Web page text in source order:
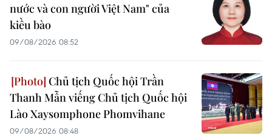
nước và con người Việt Nam" của
kiều bào
09/08/2026 08:52
Chủ tịch Quốc hội Trần
Thanh Mẫn viếng Chủ tịch Quốc hội
Lào Xaysomphone Phomvihane
09/08/2026 08:48